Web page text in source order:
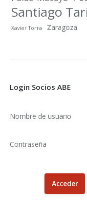
Santiago
Xavier Torra
Zaragoza
Login Socios ABE
Nombre de usuario
Contraseña